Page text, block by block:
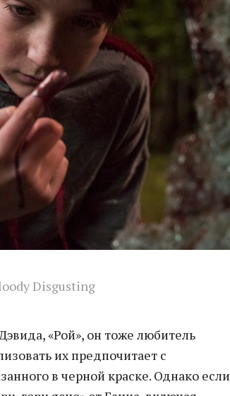
Disgusting
«Рой», он тоже любитель
их предпочитает с
в черной краске. Однако если